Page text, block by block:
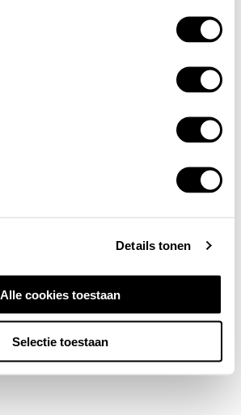
Details tonen
Alle cookies toestaan
Selectie toestaan